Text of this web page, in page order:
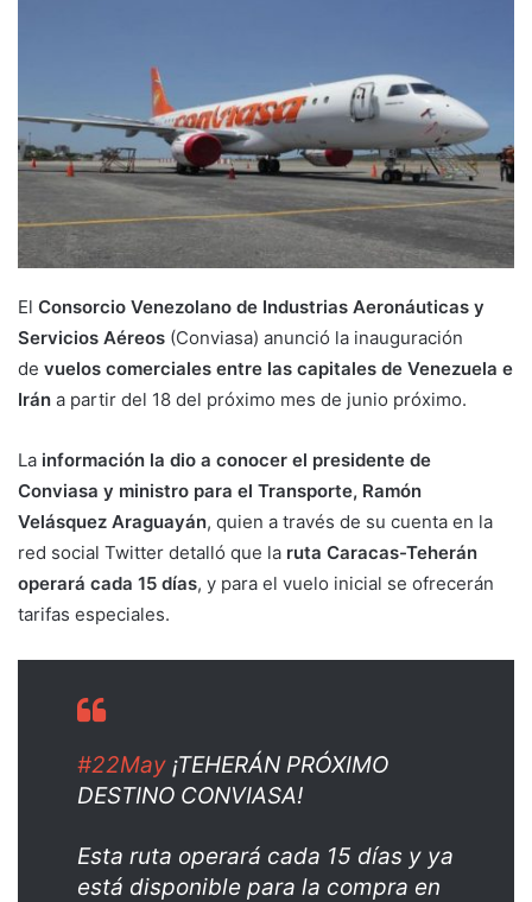
El Consorcio Venezolano de Industrias Aeronáuticas y
Servicios Aéreos (Conviasa) anunció la inauguración
de vuelos comerciales entre las capitales de Venezuela e
Irán a partir del 18 del próximo mes de junio próximo.
La información la dio a conocer el presidente de
Conviasa y ministro para el Transporte, Ramón
Velásquez Araguayán, quien a través de su cuenta en la
red social Twitter detalló que la ruta Caracas-Teherán
operará cada 15 días, y para el vuelo inicial se ofrecerán
tarifas especiales.
#22May ¡TEHERÁN PRÓXIMO
DESTINO CONVIASA!
Esta ruta operará cada 15 días y ya
está disponible para la compra en